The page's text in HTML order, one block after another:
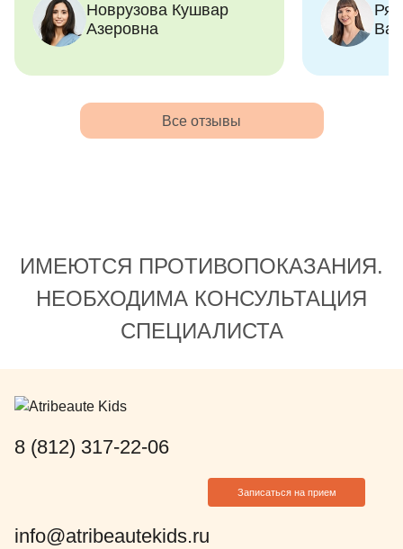
полностью доверяла и делала все,
что она просила!
Новрузова Кушвар
Азеровна
вопрос. И
Помещение
игрушка,
Азеровна,
Все отзывы
ИМЕЮТСЯ ПРОТИВОПОКАЗАНИЯ.
НЕОБХОДИМА КОНСУЛЬТАЦИЯ
СПЕЦИАЛИСТА
8 (812) 317-22-06
Записаться на прием
info@atribeautekids.ru